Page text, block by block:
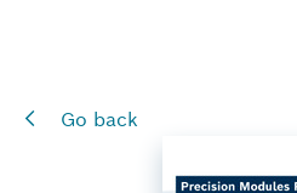
Go back